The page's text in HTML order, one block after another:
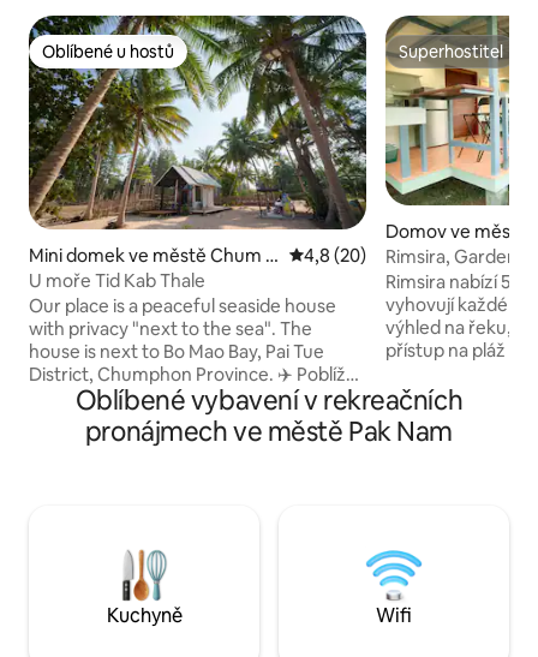
Oblíbené u hostů
Oblíbené u hostů
Mini domek ve městě Chum K
ho
Průměrné hodnocení 4,8 z 5,
4,8 (20)
U moře Tid Kab Thale
Our place is a peaceful seaside house
with privacy "next to the sea". The
house is next to Bo Mao Bay, Pai Tue
District, Chumphon Province. ✈️ Poblíž
letiště Chumphon 🚆 Poblíž vlakového
Chumphon 🏝️ 30 minut na pláž Thung
je kempingové vybavení. Je🐶🐱 možné
si přivést domácí mazlíčky. Parkování 🚗
je možné v areálu domu. ️ K dispozici je
wifi, teplá voda, lednička, rychlovarná
Superhostitel
Superhostitel
Domov ve městě
Rimsira, Garden
Rimsira nabízí 5
vyhovují každé
výhled na řeku,
přístup na pláž
Pohodlně se
trhů, 7-Eleven,
vybavené
transfery. Útulný,
pobyt, který se
nás kdykoliv.
Oblíbené vybavení v rekreačních
pronájmech ve městě Pak Nam
Kuchyně Wifi